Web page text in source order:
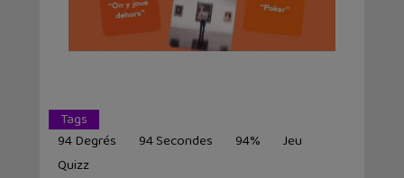
Tags
94 Degrés
94 Secondes 94%
Jeu
Quizz